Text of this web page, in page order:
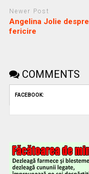
Newer Post
Angelina Jolie despre
fericire
COMMENTS
FACEBOOK: